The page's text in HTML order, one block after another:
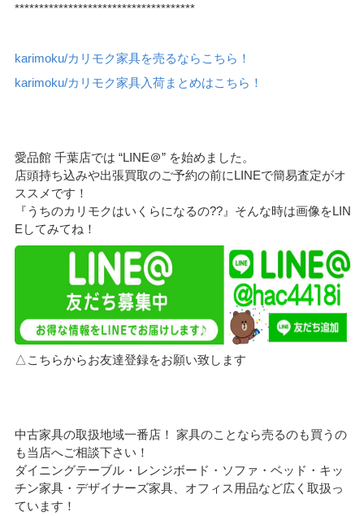
*************************************
karimoku/カリモク家具を売るならこちら！
karimoku/カリモク家具入荷まとめはこちら！
愛品館 千葉店では “LINE＠” を始めました。
店頭持ち込みや出張買取のご予約の前にLINEで簡易査定がオ
ススメです！
『うちのカリモクはいくらになるの??』そんな時は画像をLIN
Eしてみてね！
△こちらからお友達登録をお願い致します
中古家具の取扱地域一番店！ 家具のことなら売るのも買うの
も当店へご相談下さい！
ダイニングテーブル・レンジボード・ソファ・ベッド・キッ
チン家具・デザイナーズ家具、オフィス用品など広く取扱っ
ています！